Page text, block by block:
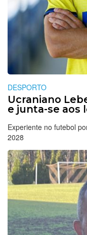
DESPORTO
Ucraniano
e junta-se aos
Experiente no futebol
2028